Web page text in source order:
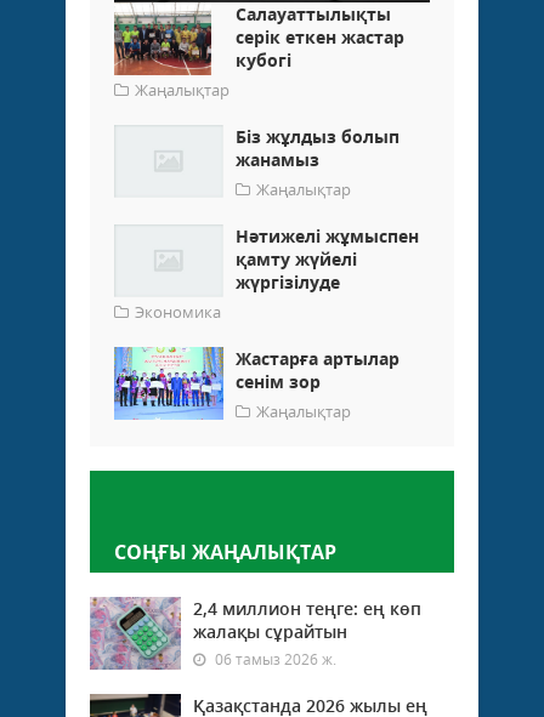
Салауаттылықты
серік еткен жастар
кубогі
Жаңалықтар
Біз жұлдыз болып
жанамыз
Жаңалықтар
Нәтижелі жұмыспен
қамту жүйелі
жүргізілуде
Экономика
Жастарға артылар
сенім зор
Жаңалықтар
СОҢҒЫ ЖАҢАЛЫҚТАР
2,4 миллион теңге: ең көп
жалақы сұрайтын
06 тамыз 2026 ж.
Қазақстанда 2026 жылы ең